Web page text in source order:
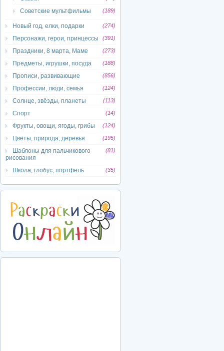
Советские мультфильмы (189)
Новый год, елки, подарки (274)
Персонажи, герои, принцессы (391)
Праздники, 8 марта, Маме (273)
Предметы, игрушки, посуда (188)
Прописи, развивающие (856)
Профессии, люди, семья (124)
Солнце, звёзды, планеты (113)
Спорт (14)
Фрукты, овощи, ягоды, грибы (124)
Цветы, природа, деревья (195)
Шаблоны для пальчикового
рисования
(81)
Школа, глобус, портфель (35)